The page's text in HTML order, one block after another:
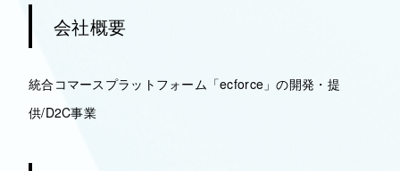
会社概要
統合コマースプラットフォーム「ecforce」の開発・提
供/D2C事業